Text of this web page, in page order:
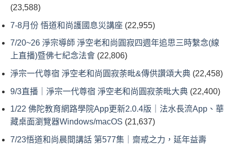
(23,588)
7-8月份 悟道和尚護國息災講座 (22,955)
7/20~26 淨宗導師 淨空老和尚圓寂四週年追思三時繫念(線
上直播)暨佛七紀念法會 (22,806)
淨宗一代尊宿 淨空老和尚圓寂荼毗&傳供讚頌大典 (22,458)
9/3直播｜淨宗一代尊宿 淨空老和尚圓寂荼毗大典 (22,400)
1/22 佛陀教育網路學院App更新2.0.4版｜法水長流App、華
藏桌面瀏覽器Windows/macOS (21,637)
7/23悟道和尚晨間講話 第577集｜齋戒之力，延年益壽